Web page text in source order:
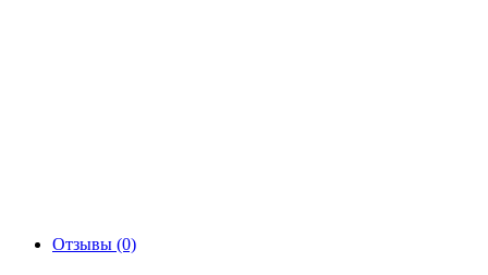
Отзывы (0)